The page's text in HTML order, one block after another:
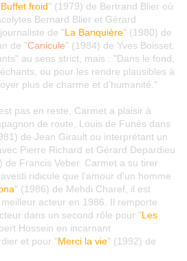
Buffet froid" (1979) de Bertrand Blier où
Bernard Blier et Gérard
de "La Banquière" (1980) de
de "Canicule" (1984) de Yves Boisset.
au sens strict, mais : "Dans le fond,
ou pour les rendre plausibles à
plus de charme et d'humanité."
pas en reste, Carmet a plaisir à
de route, Louis de Funès dans
de Jean Girault ou interprétant un
Pierre Richard et Gérard Depardieu
de Francis Veber. Carmet a su tirer
ridicule que l'amour d'un homme
" (1986) de Mehdi Charef, il est
acteur en 1986. Il remporte
dans un second rôle pour "Les
Hossein en incarnant
et pour "Merci la vie" (1992) de